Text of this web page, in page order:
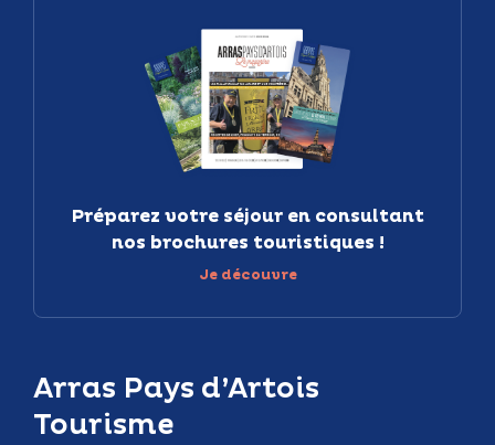
Arras Pays d’Artois
Tourisme
Préparez votre séjour en consultant
nos brochures touristiques !
Je découvre